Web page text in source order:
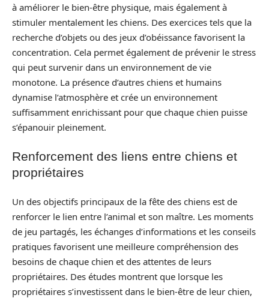
à améliorer le bien-être physique, mais également à
stimuler mentalement les chiens. Des exercices tels que la
recherche d’objets ou des jeux d’obéissance favorisent la
concentration. Cela permet également de prévenir le stress
qui peut survenir dans un environnement de vie
monotone. La présence d’autres chiens et humains
dynamise l’atmosphère et crée un environnement
suffisamment enrichissant pour que chaque chien puisse
s’épanouir pleinement.
Renforcement des liens entre chiens et
propriétaires
Un des objectifs principaux de la fête des chiens est de
renforcer le lien entre l’animal et son maître. Les moments
de jeu partagés, les échanges d’informations et les conseils
pratiques favorisent une meilleure compréhension des
besoins de chaque chien et des attentes de leurs
propriétaires. Des études montrent que lorsque les
propriétaires s’investissent dans le bien-être de leur chien,